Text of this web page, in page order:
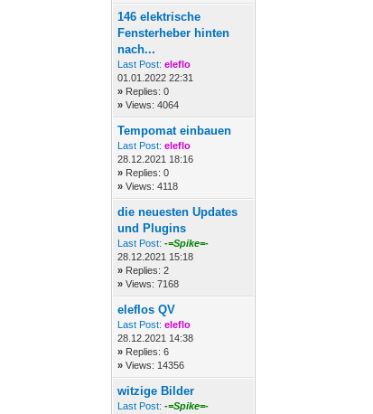
146 elektrische
Fensterheber hinten
nach...
Last Post: eleflo
01.01.2022 22:31
» Replies: 0
»Views: 4064
Tempomat einbauen
Last Post: eleflo
28.12.2021 18:16
» Replies: 0
»Views: 4118
die neuesten Updates
und Plugins
Last Post: -=Spike=-
28.12.2021 15:18
» Replies: 2
»Views: 7168
eleflos QV
Last Post: eleflo
28.12.2021 14:38
» Replies: 6
»Views: 14356
witzige Bilder
Last Post: -=Spike=-